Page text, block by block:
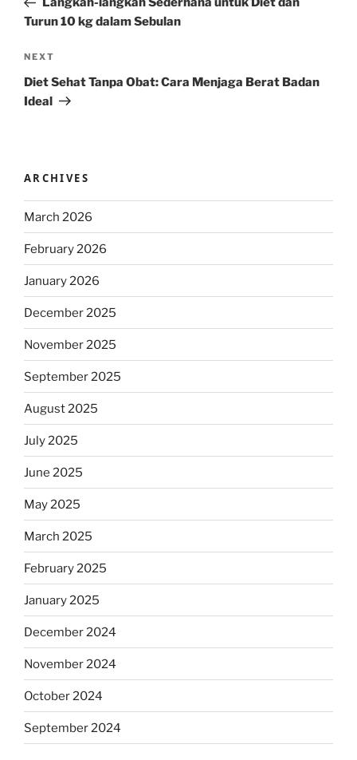
Turun 10 kg dalam Sebulan
Next
Post
NEXT
Diet Sehat Tanpa Obat: Cara Menjaga Berat Badan
Ideal
ARCHIVES
March 2026
February 2026
January 2026
December 2025
November 2025
September 2025
August 2025
July 2025
June 2025
May 2025
March 2025
February 2025
January 2025
December 2024
November 2024
October 2024
September 2024